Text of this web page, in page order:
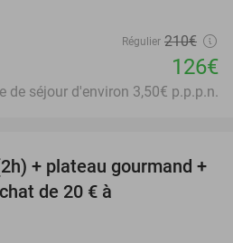
Régulier 210€
126€
de séjour d'environ 3,50€ p.p.p.n.
28%
+ plateau gourmand +
de 20 € à